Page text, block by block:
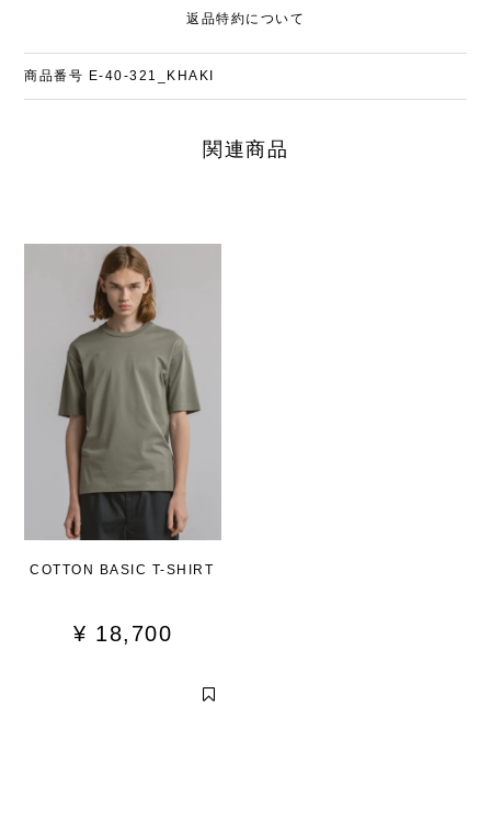
返品特約について
商品番号 E-40-321_KHAKI
関連商品
COTTON BASIC T-SHIRT
¥ 18,700